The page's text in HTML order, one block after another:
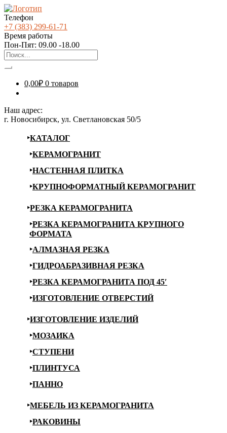
Телефон
+7 (383) 299-61-71
Время работы
Пон-Пят: 09.00 -18.00
0,00₽ 0 товаров
Наш адрес:
г. Новосибирск, ул. Светлановская 50/5
КАТАЛОГ
КЕРАМОГРАНИТ
НАСТЕННАЯ ПЛИТКА
КРУПНОФОРМАТНЫЙ КЕРАМОГРАНИТ
РЕЗКА КЕРАМОГРАНИТА
РЕЗКА КЕРАМОГРАНИТА КРУПНОГО
ФОРМАТА
АЛМАЗНАЯ РЕЗКА
ГИДРОАБРАЗИВНАЯ РЕЗКА
РЕЗКА КЕРАМОГРАНИТА ПОД 45′
ИЗГОТОВЛЕНИЕ ОТВЕРСТИЙ
ИЗГОТОВЛЕНИЕ ИЗДЕЛИЙ
МОЗАИКА
СТУПЕНИ
ПЛИНТУСА
ПАННО
МЕБЕЛЬ ИЗ КЕРАМОГРАНИТА
РАКОВИНЫ